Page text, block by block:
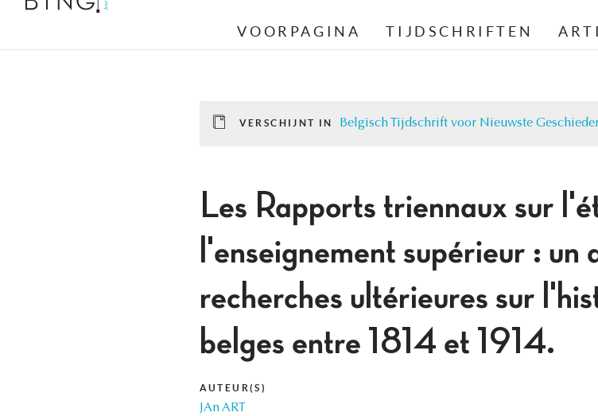
VOORPAGINA TIJDSCHRIFTEN
VERSCHIJNT IN Belgisch Tijdschrift voor Nieuwste
Les Rapports triennaux sur
l'enseignement supérieur : un
recherches ultérieures sur
belges entre 1814 et 1914.
AUTEUR(S)
JAn ART